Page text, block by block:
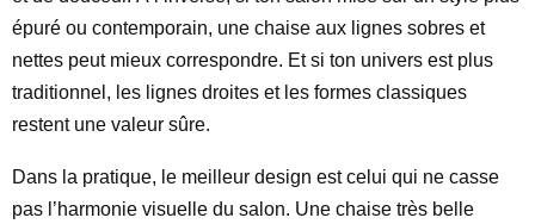
épuré ou contemporain, une chaise aux lignes sobres et
nettes peut mieux correspondre. Et si ton univers est plus
traditionnel, les lignes droites et les formes classiques
restent une valeur sûre.
Dans la pratique, le meilleur design est celui qui ne casse
pas l’harmonie visuelle du salon. Une chaise très belle